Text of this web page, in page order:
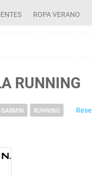
ROPA VERANO
RUNNING
GARMIN RUNNING